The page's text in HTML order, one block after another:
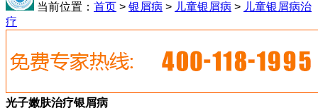
当前位置： 首页 > 银屑病 > 儿童银屑病 > 儿童银屑病治
疗
光子嫩肤治疗银屑病